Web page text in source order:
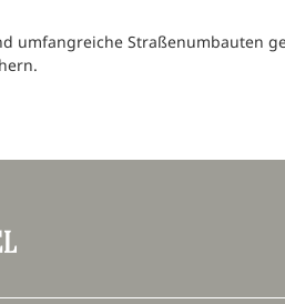
umfangreiche Straßenumbauten